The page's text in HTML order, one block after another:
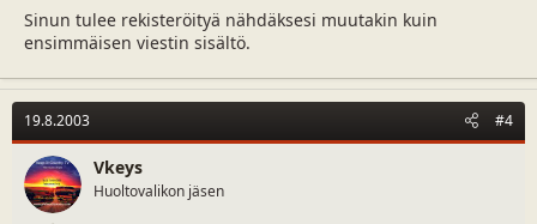
Sinun tulee rekisteröityä nähdäksesi muutakin kuin
ensimmäisen viestin sisältö.
19.8.2003 #4
Vkeys
Huoltovalikon jäsen